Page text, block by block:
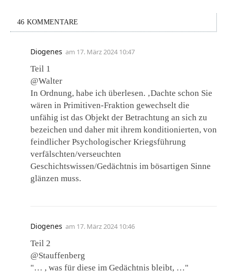
46 KOMMENTARE
Diogenes am 17. März 2024 10:47
Teil 1
@Walter
In Ordnung, habe ich überlesen. ‚Dachte schon Sie
wären in Primitiven-Fraktion gewechselt die
unfähig ist das Objekt der Betrachtung an sich zu
bezeichen und daher mit ihrem konditionierten, von
feindlicher Psychologischer Kriegsführung
verfälschten/verseuchten
Geschichtswissen/Gedächtnis im bösartigen Sinne
glänzen muss.
Diogenes am 17. März 2024 10:46
Teil 2
@Stauffenberg
"… , was für diese im Gedächtnis bleibt, …"